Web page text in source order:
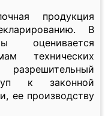
продукция
В
оценивается
технических
к законной
ее производству